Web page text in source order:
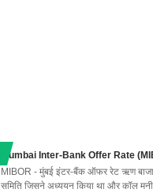
Mumbai Inter-Bank Offer Rate
MIBOR - मुंबई इंटर-बैंक ऑफर रेट ऋण
समिति जिसने अध्ययन किया था और कॉल मनी